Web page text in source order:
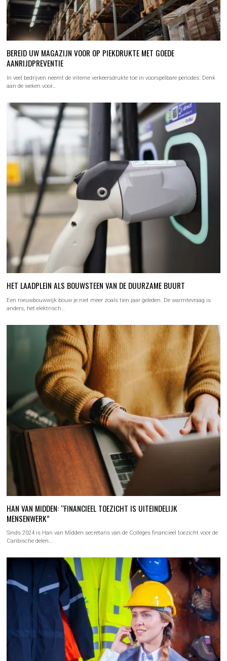
BEREID UW MAGAZIJN VOOR OP PIEKDRUKTE MET GOEDE
AANRIJDPREVENTIE
In veel bedrijven neemt de interne verkeersdrukte toe in voorspelbare periodes. Denk
aan de weken voor…
HET LAADPLEIN ALS BOUWSTEEN VAN DE DUURZAME BUURT
Een nieuwbouwwijk bouw je niet meer zoals tien jaar geleden. De warmtevraag is
anders, het elektrisch…
HAN VAN MIDDEN: “FINANCIEEL TOEZICHT IS UITEINDELIJK
MENSENWERK”
Sinds 2024 is Han van Midden secretaris van de Colleges financieel toezicht voor de
Caribische delen…